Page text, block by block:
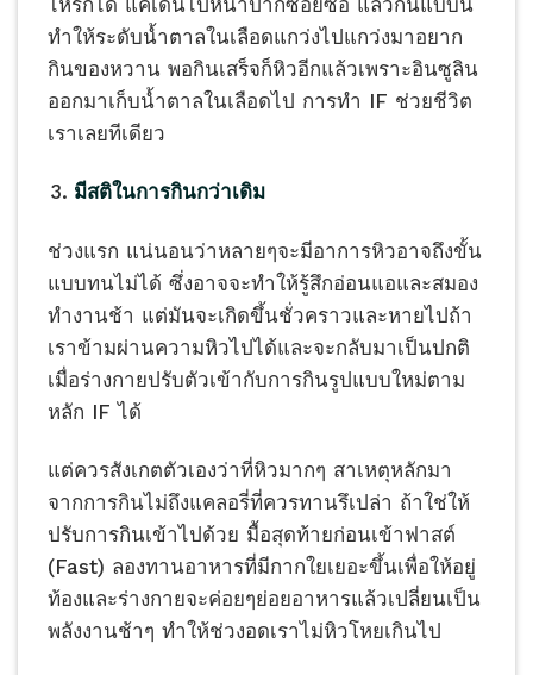
ทำให้ระดับน้ำตาลในเลือดแกว่งไปแกว่งมาอยาก
กินของหวาน พอกินเสร็จก็หิวอีกแล้วเพราะอินซูลิน
ออกมาเก็บน้ำตาลในเลือดไป การทำ IF ช่วยชีวิต
เราเลยทีเดียว
มีสติในการกินกว่าเดิม
ช่วงแรก แน่นอนว่าหลายๆจะมีอาการหิวอาจถึงขั้น
แบบทนไม่ได้ ซึ่งอาจจะทำให้รู้สึกอ่อนแอและสมอง
ทำงานช้า แต่มันจะเกิดขึ้นชั่วคราวและหายไปถ้า
เราข้ามผ่านความหิวไปได้และจะกลับมาเป็นปกติ
เมื่อร่างกายปรับตัวเข้ากับการกินรูปแบบใหม่ตาม
หลัก IF ได้
แต่ควรสังเกตตัวเองว่าที่หิวมากๆ สาเหตุหลักมา
จากการกินไม่ถึงแคลอรี่ที่ควรทานรึเปล่า ถ้าใช่ให้
ปรับการกินเข้าไปด้วย มื้อสุดท้ายก่อนเข้าฟาสต์
(Fast) ลองทานอาหารที่มีกากใยเยอะขึ้นเพื่อให้อยู่
ท้องและร่างกายจะค่อยๆย่อยอาหารแล้วเปลี่ยนเป็น
พลังงานช้าๆ ทำให้ช่วงอดเราไม่หิวโหยเกินไป